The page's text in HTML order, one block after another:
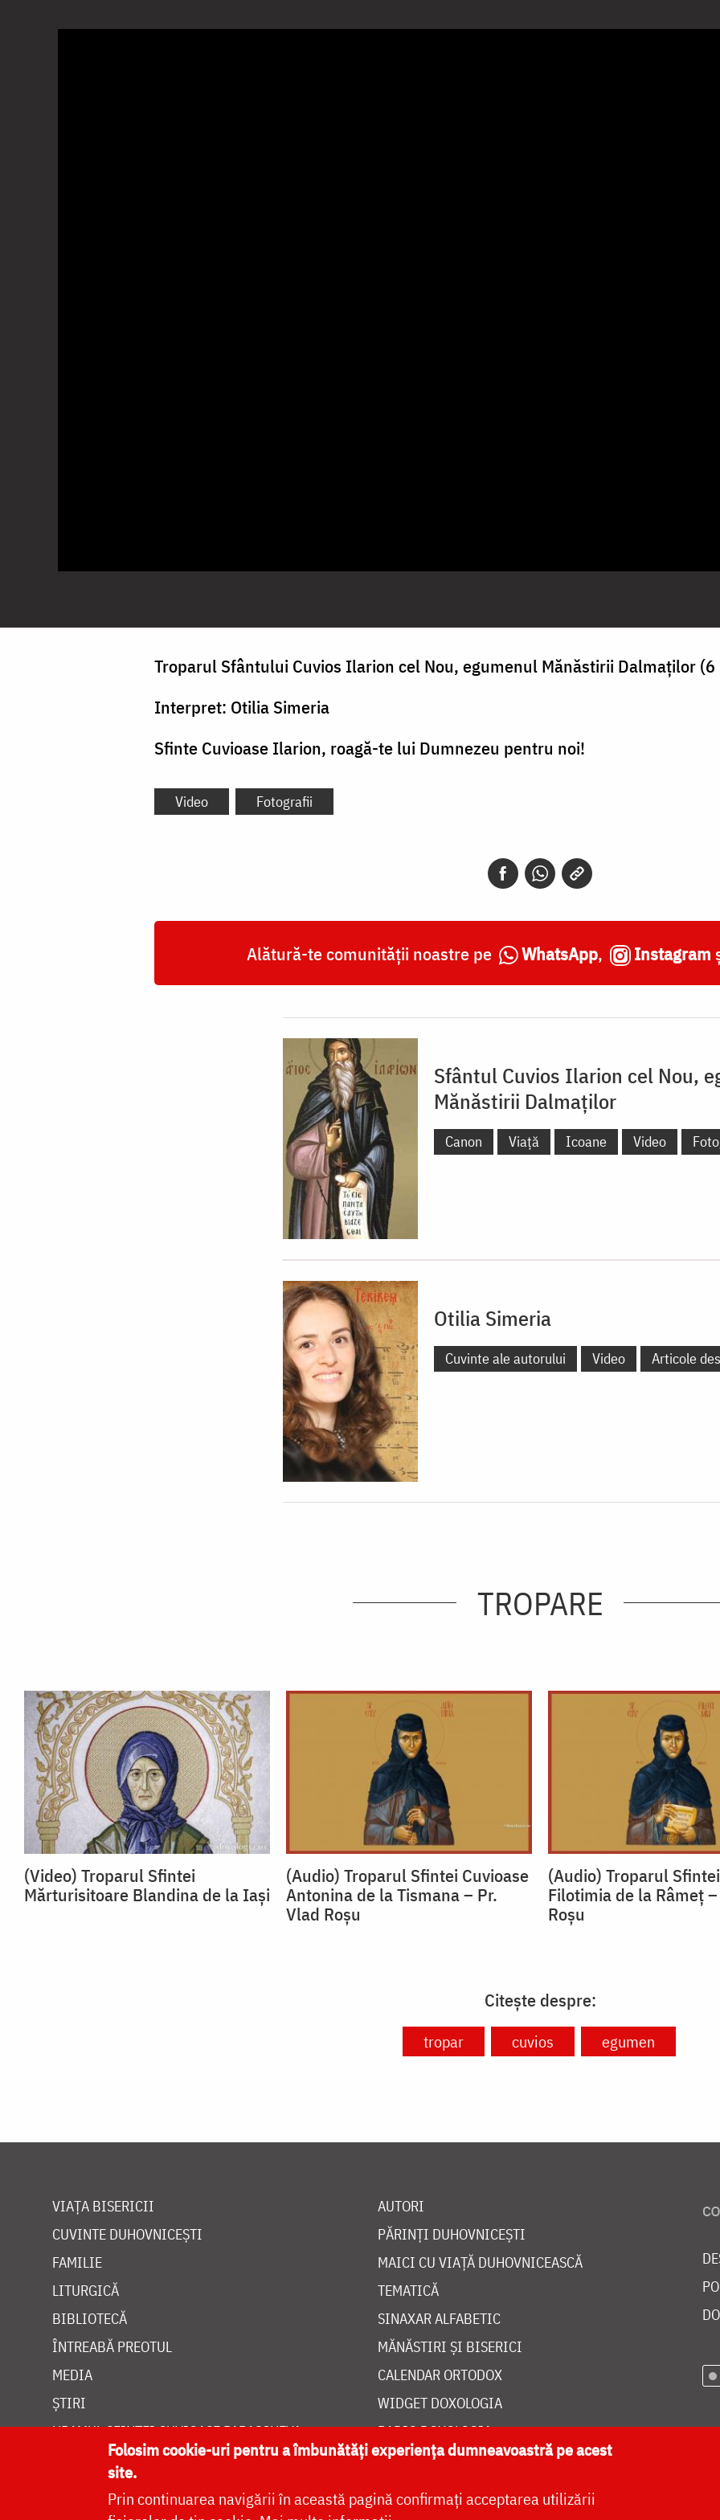
Troparul Sfântului Cuvios Ilarion cel Nou, egumenul Mănăstirii Dalmaților (6
Interpret: Otilia Simeria
Sfinte Cuvioase Ilarion, roagă-te lui Dumnezeu pentru noi!
Video Fotografii
Alătură-te comunității noastre pe WhatsApp, Instagram
Sfântul Cuvios Ilarion cel Nou,
Mănăstirii Dalmaților
Canon Viață Icoane Video
Otilia Simeria
Cuvinte ale autorului Video Articole
TROPARE
(Video) Troparul Sfintei
Mărturisitoare Blandina de la Iași
(Audio) Troparul Sfintei Cuvioase
Antonina de la Tismana – Pr.
Vlad Roșu
(Audio) Troparul
Filotimia de la Râmeț
Roșu
Citește despre:
tropar cuvios egumen
VIAȚA BISERICII
CUVINTE DUHOVNICEȘTI
FAMILIE
LITURGICĂ
BIBLIOTECĂ
ÎNTREABĂ PREOTUL
MEDIA
ȘTIRI
HRAMUL SFINTEI CUVIOASE PARASCHEVA
AUTORI
PĂRINȚI DUHOVNICEȘTI
MAICI CU VIAȚĂ DUHOVNICEASCĂ
TEMATICĂ
SINAXAR ALFABETIC
MĂNĂSTIRI ȘI BISERICI
CALENDAR ORTODOX
WIDGET DOXOLOGIA
RADIO DOXOLOGIA
Folosim cookie-uri pentru a îmbunătăți experiența dumneavoastră pe acest
site.
Prin continuarea navigării în această pagină confirmați acceptarea utilizării